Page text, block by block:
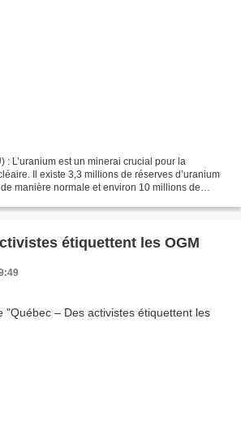
: L’uranium est un minerai crucial pour la
Il existe 3,3 millions de réserves d’uranium
manière normale et environ 10 millions de
étiquettent les OGM